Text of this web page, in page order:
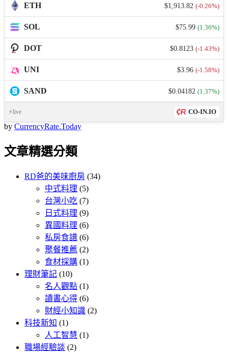
ETH $1,913.82 (-0.26%)
SOL $75.99 (1.36%)
DOT $0.8123 (-1.43%)
UNI $3.96 (-1.58%)
SAND $0.04182 (1.37%)
⚡live CO-IN.IO
by CurrencyRate.Today
文章精選分類
RD爸的美味廚房 (34)
中式料理 (5)
台灣小吃 (7)
日式料理 (9)
異國料理 (6)
私房食譜 (6)
聚餐推薦 (2)
食材採購 (1)
理財筆記 (10)
名人觀點 (1)
讀書心得 (6)
財經小知識 (2)
科技新知 (1)
人工智慧 (1)
職場經驗談 (2)